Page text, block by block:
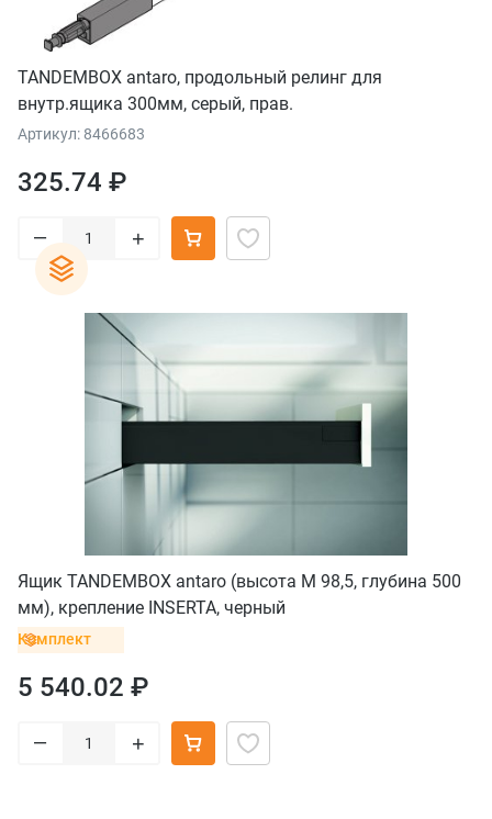
TANDEMBOX antaro, продольный релинг для
внутр.ящика 300мм, серый, прав.
Артикул: 8466683
325.74 ₽
– +
Ящик TANDEMBOX antaro (высота М 98,5, глубина 500
мм), крепление INSERTA, черный
Комплект
5 540.02 ₽
– +